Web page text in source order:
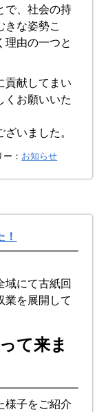
で、社会の持
きな姿勢こ
理由の一つと
貢献してまい
くお願いいた
いました。
： お知らせ
域にて古紙回
業を展開して
て来ま
様子をご紹介